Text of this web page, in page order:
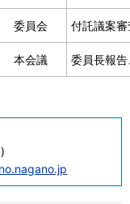
委員会 付託議案審
本会議 委員長報